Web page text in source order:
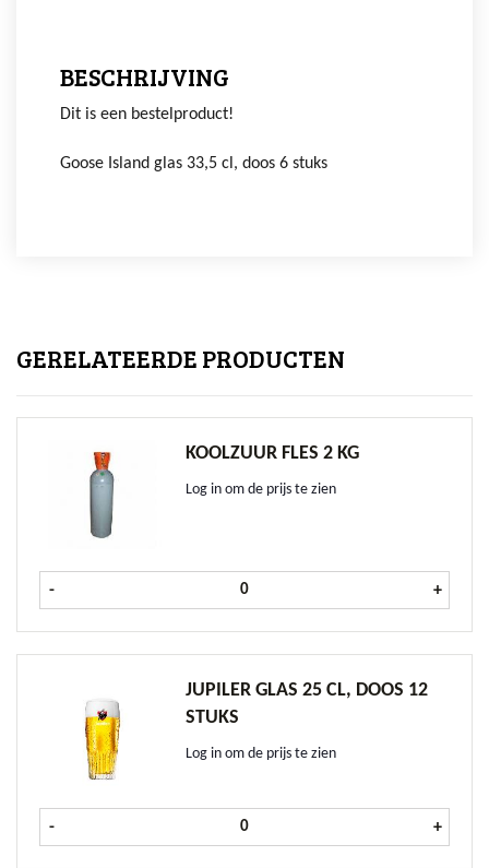
BESCHRIJVING
Dit is een bestelproduct!
Goose Island glas 33,5 cl, doos 6 stuks
GERELATEERDE PRODUCTEN
KOOLZUUR FLES 2 KG
Log in om de prijs te zien
- Koolzuur fles 2 kg aantal +
JUPILER GLAS 25 CL, DOOS 12
STUKS
Log in om de prijs te zien
- Jupiler glas 25 cl, doos 12 stuks
+